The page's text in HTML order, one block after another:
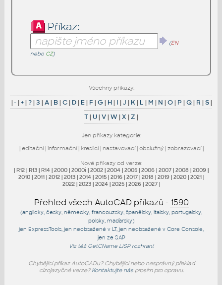
Příkaz:
(EN
nebo CZ)
Všechny příkazy:
|- |+|?|3 |A| B|C| D| E| F |G| H| I |J | K| L | M | N |O| P |Q| R |S|
T| U|V|W|X |Z |
Jen příkazy kategorie:
| editační| informační| kreslicí| nastavovací| obslužný| zobrazovací|
Nové příkazy od verze:
| R12 | R13 | R14 | 2000 | 2000i | 2002 | 2004 | 2005 | 2006 | 2007 | 2008 | 2009 |
2010 | 2011 | 2012 | 2013 | 2014 | 2015 | 2016 | 2017 | 2018 | 2019 | 2020 | 2021 |
2022 | 2023 | 2024 | 2025 | 2026 | 2027 |
Přehled všech AutoCAD příkazů - 1590
(anglicky, česky, německy, francouzsky, španělsky, italsky, portugalsky,
polsky, maďarsky)
jen ExpressTools , jen neobsažené v LT, jen neobsažené v Core Console
jen ze SAP
Viz též GetCNameLISP rozhraní.
Chybějící příkaz AutoCADu? Chybějící nebo nesprávný překlad
cizojazyčné verze? Kontaktujte násprosím pro opravu.